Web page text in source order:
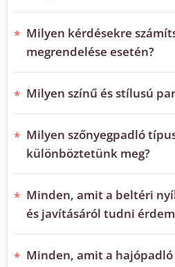
Milyen kérdésekre
megrendelése esetén?
Milyen színű és stílusú
Milyen szőnyegpadló
különböztetünk meg?
Minden, amit a beltéri
és javításáról tudni
Minden, amit a